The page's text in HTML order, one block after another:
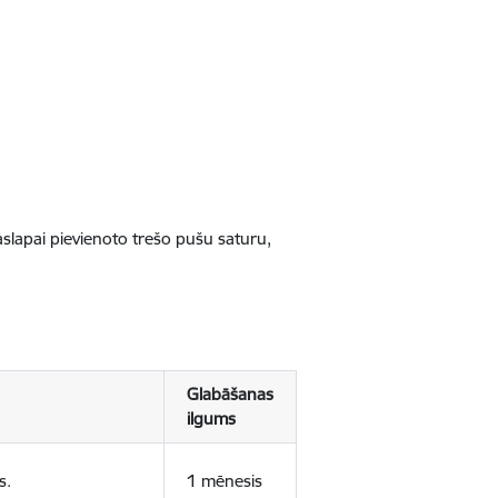
pievienoto trešo pušu saturu,
Glabāšanas
ilgums
1 mēnesis